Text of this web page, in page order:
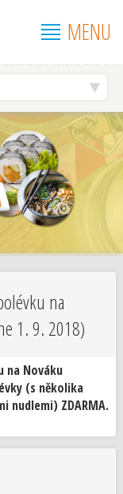
MENU
(v Příbrami dne 1. 9.
na
1. 9. 2018)
na Nováku
(s několika
nudlemi) ZDARMA.